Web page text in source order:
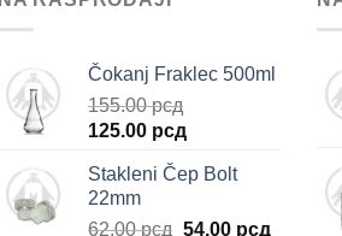
Čokanj Fraklec 500ml
155.00рсд
Originalna
je
bila:
155.00 рсд.
125.00 рсд
je:
Stakleni Čep Bolt
22mm
62.00рсд Originalna
54.00 рсд